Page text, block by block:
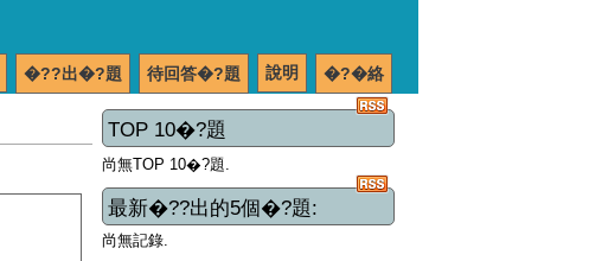
�?�絡
說明
待回答�?題
�??出�?題
TOP 10�?題
尚無TOP 10�?題.
最新�??出的5個�?題:
尚無記錄.